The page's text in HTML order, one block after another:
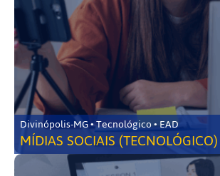
Divinópolis-MG • Tecnológico • EAD
MÍDIAS SOCIAIS